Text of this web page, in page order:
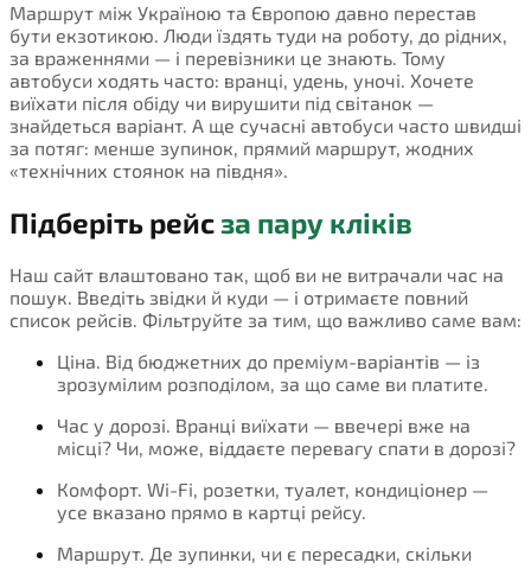
Маршрут між Україною та Європою давно перестав
бути екзотикою. Люди їздять туди на роботу, до рідних,
за враженнями — і перевізники це знають. Тому
автобуси ходять часто: вранці, удень, уночі. Хочете
виїхати після обіду чи вирушити під світанок —
знайдеться варіант. А ще сучасні автобуси часто швидші
за потяг: менше зупинок, прямий маршрут, жодних
«технічних стоянок на півдня».
Підберіть рейсза пару кліків
Наш сайт влаштовано так, щоб ви не витрачали час на
пошук. Введіть звідки й куди — і отримаєте повний
список рейсів. Фільтруйте за тим, що важливо саме вам:
Ціна. Від бюджетних до преміум-варіантів — із
зрозумілим розподілом, за що саме ви платите.
Час у дорозі. Вранці виїхати — ввечері вже на
місці? Чи, може, віддаєте перевагу спати в дорозі?
Комфорт. Wi-Fi, розетки, туалет, кондиціонер —
усе вказано прямо в картці рейсу.
Маршрут. Де зупинки, чи є пересадки, скільки